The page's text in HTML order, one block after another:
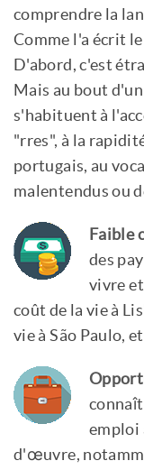
comprendre la
Comme l'a écrit
D'abord, c'est
Mais au bout
s'habituent à
"rres", à la
portugais, au
malentendus ou
Faible
des
vivre
coût de la vie à
vie à São Paulo,
emploi
d'œuvre,